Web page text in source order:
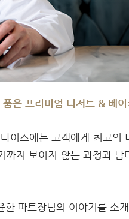
은 프리미엄 디저트 & 베이
이스에는 고객에게 최고의
지 보이지 않는 과정과 남
환 파트장님의 이야기를 소